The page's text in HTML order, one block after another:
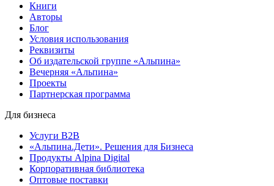
Книги
Авторы
Блог
Условия использования
Реквизиты
Об издательской группе «Альпина»
Вечерняя «Альпина»
Проекты
Партнерская программа
Для бизнеса
Услуги B2B
«Альпина.Дети». Решения для Бизнеса
Продукты Alpina Digital
Корпоративная библиотека
Оптовые поставки